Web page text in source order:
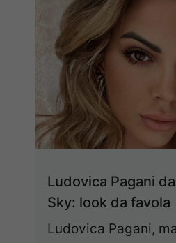
Ludovica Pagani
Sky: look da favola
Ludovica Pagani,